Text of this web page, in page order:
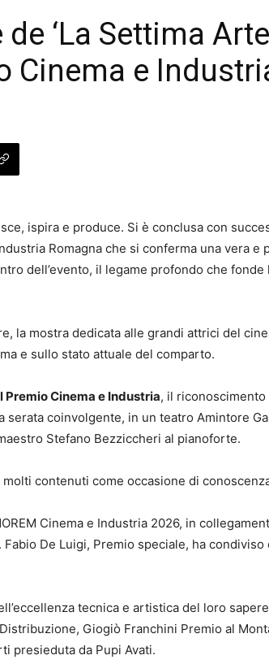
‘La Settima
Cinema e
ispira e produce. Si è conclusa con
Romagna che si conferma una vera e
dell’evento, il legame profondo che
la mostra dedicata alle grandi attrici del
e sullo stato attuale del comparto.
Cinema e Industria, il riconoscimento
serata coinvolgente, in un teatro Amintore
Stefano Bezziccheri al pianoforte.
contenuti come occasione di
Cinema e Industria 2026, in
De Luigi, Premio speciale, ha
tecnica e artistica del loro
Giogiò Franchini Premio al
presieduta da Pupi Avati.